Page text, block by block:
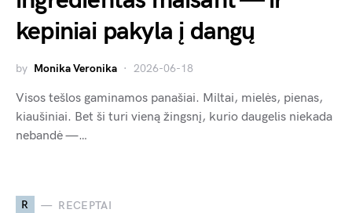
kepiniai pakyla į dangų
by Monika Veronika 2026-06-18
Visos tešlos gaminamos panašiai. Miltai, mielės, pienas,
kiaušiniai. Bet ši turi vieną žingsnį, kurio daugelis niekada
nebandė —…
R RECEPTAI